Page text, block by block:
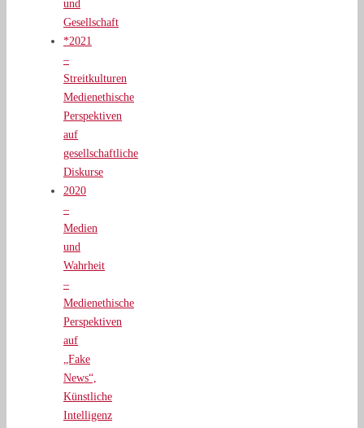
und
Gesellschaft
*2021
–
Streitkulturen
Medienethische
Perspektiven
auf
gesellschaftliche
Diskurse
2020
–
Medien
und
Wahrheit
–
Medienethische
Perspektiven
auf
„Fake
News“,
Künstliche
Intelligenz